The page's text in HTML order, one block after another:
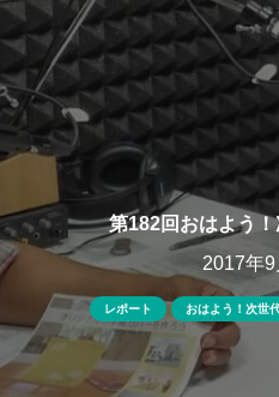
第182回おはよう
2017年9
レポート おはよう！次世